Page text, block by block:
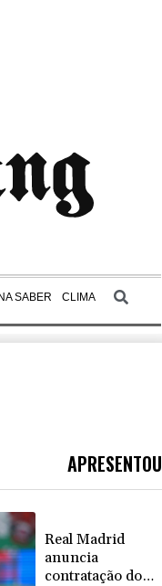
SABER CLIMA
APRESENTOU
Real Madrid
anuncia
contratação do